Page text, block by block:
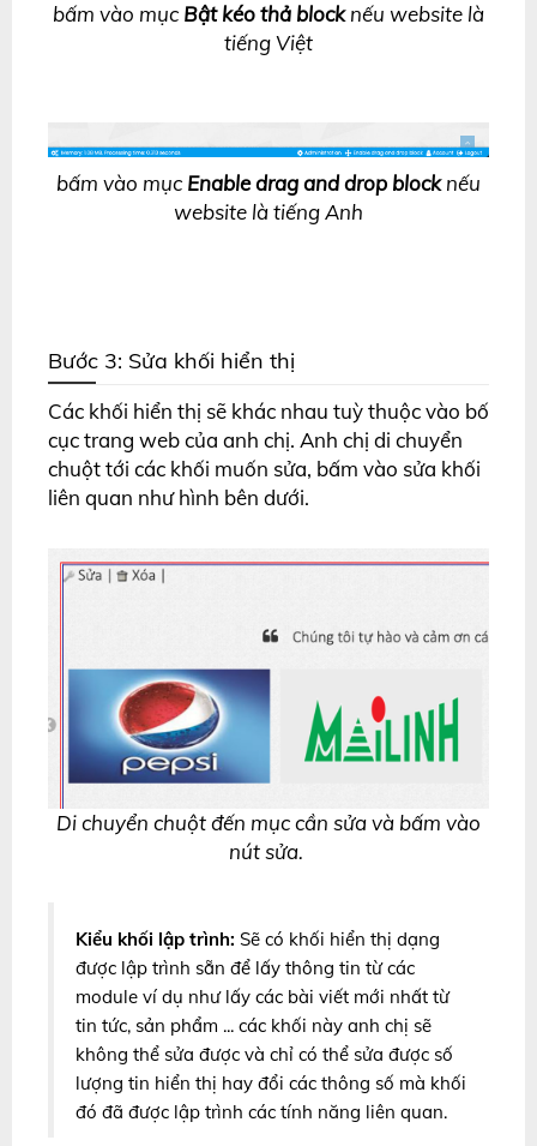
bấm vào mục Bật kéo thả blocknếu website là
tiếng Việt
bấm vào mục Enable drag and drop blocknếu
website là tiếng Anh
Bước 3: Sửa khối hiển thị
Các khối hiển thị sẽ khác nhau tuỳ thuộc vào bố
cục trang web của anh chị. Anh chị di chuyển
chuột tới các khối muốn sửa, bấm vào sửa khối
liên quan như hình bên dưới.
Di chuyển chuột đến mục cần sửa và bấm vào
nút sửa.
Kiểu khối lập trình: Sẽ có khối hiển thị dạng
được lập trình sẵn để lấy thông tin từ các
module ví dụ như lấy các bài viết mới nhất từ
tin tức, sản phẩm ... các khối này anh chị sẽ
không thể sửa được và chỉ có thể sửa được số
lượng tin hiển thị hay đổi các thông số mà khối
đó đã được lập trình các tính năng liên quan.